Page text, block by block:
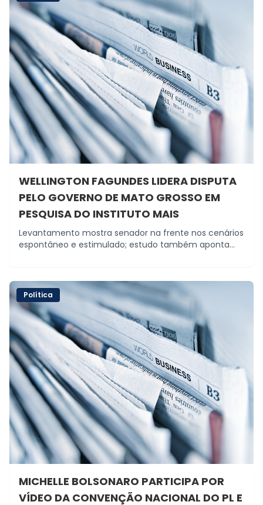
WELLINGTON FAGUNDES LIDERA DISPUTA
PELO GOVERNO DE MATO GROSSO EM
PESQUISA DO INSTITUTO MAIS
Levantamento mostra senador na frente nos cenários
espontâneo e estimulado; estudo também aponta
Política
MICHELLE BOLSONARO PARTICIPA POR
VÍDEO DA CONVENÇÃO NACIONAL DO PL E